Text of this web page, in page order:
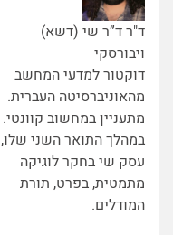
ד"ר ד”ר שי (דשא)
ויבורסקי
דוקטור למדעי המחשב
מהאוניברסיטה העברית.
מתעניין במחשוב קוונטי.
במהלך התואר השני שלו,
עסק שי בחקר לוגיקה
מתמטית, בפרט, תורת
המודלים.